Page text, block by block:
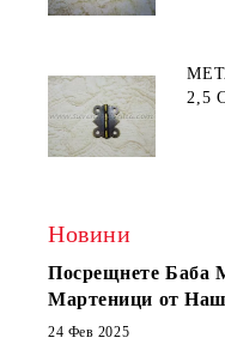
2,5
Новини
Посрещнете Баба
Мартеници от
24 Фев 2025